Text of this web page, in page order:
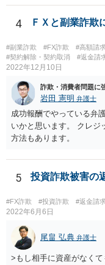
などを確認しましょう。
て、事情によっては弁護
4 ＦＸと副業詐欺
#副業詐欺 #FX詐欺 #高額請
#契約解除・契約取消
#返金請
2022年12月10日
詐欺・消費者問題に
岩田 憲明 弁護士
成功報酬でやっている弁
いかと思います。 クレジ
方法もあります。
5 投資詐欺被害の
#FX詐欺 #投資詐欺 #返金請
2022年6月6日
尾畠 弘典 弁護士
>もし相手に資産がなく